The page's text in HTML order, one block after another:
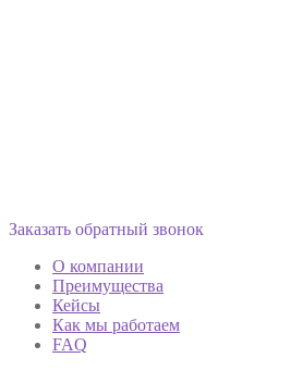
Заказать обратный звонок
О компании
Преимущества
Кейсы
Как мы работаем
FAQ